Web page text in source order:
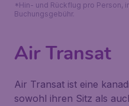
*Hin- und Rückflug pro Person,
Buchungsgebühr.
Air Transat
Air Transat ist eine
sowohl ihren Sitz als